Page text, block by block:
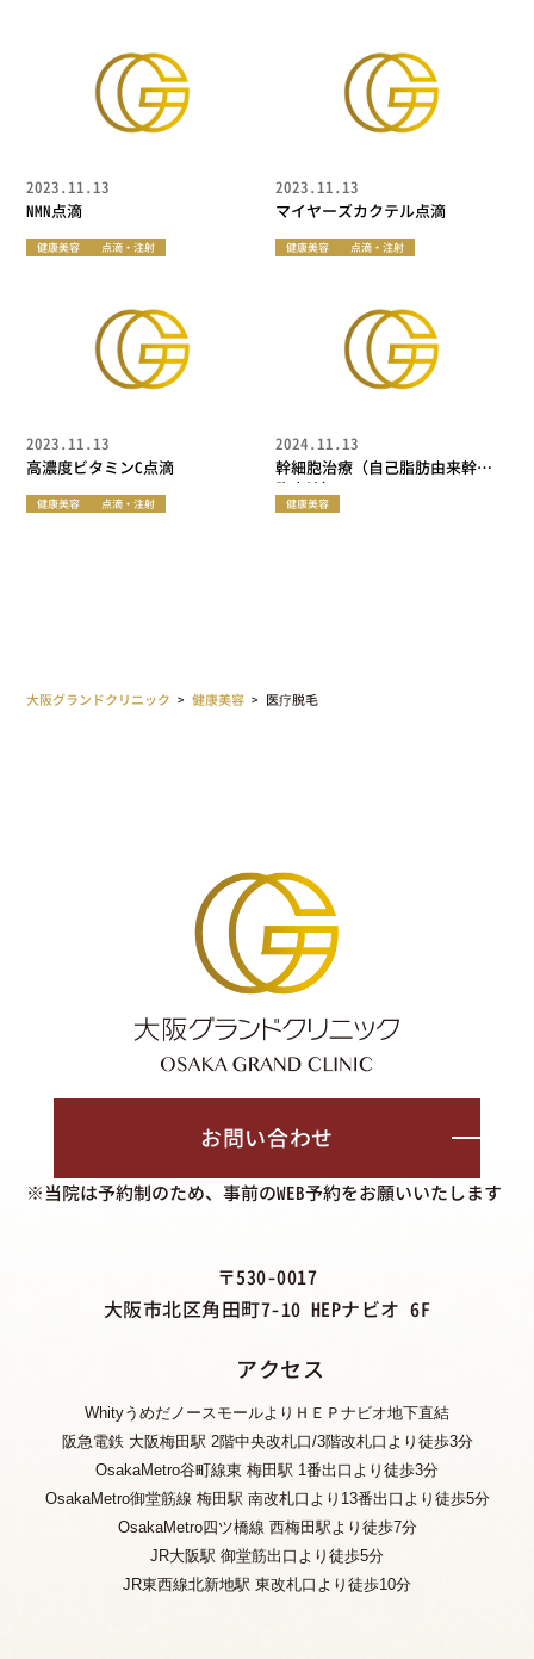
NMN点滴
2023.11.13
健康美容 点滴・注射
マイヤーズカクテル点滴
2023.11.13
健康美容 点滴・注射
高濃度ビタミンC点滴
2023.11.13
健康美容 点滴・注射
幹細胞治療（自己脂肪由来幹細
胞点滴）
2024.11.13
健康美容
大阪グランドクリニック >健康美容 > 医疗脱毛
お問い合わせ
※当院は予約制のため、事前のWEB予約をお願いいたします
〒530-0017
大阪市北区角田町7-10 HEPナビオ 6F
アクセス
WhityうめだノースモールよりＨＥＰナビオ地下直結
阪急電鉄 大阪梅田駅 2階中央改札口/3階改札口より徒歩3分
OsakaMetro谷町線東 梅田駅 1番出口より徒歩3分
OsakaMetro御堂筋線 梅田駅 南改札口より13番出口より徒歩5分
OsakaMetro四ツ橋線 西梅田駅より徒歩7分
JR大阪駅 御堂筋出口より徒歩5分
JR東西線北新地駅 東改札口より徒歩10分